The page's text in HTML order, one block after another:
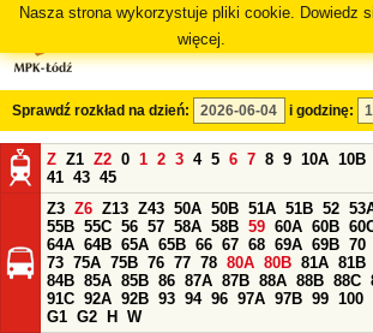
Nasza strona wykorzystuje pliki cookie. Dowiedz
więcej.
Sprawdź rozkład na dzień: i godzinę:
Z Z1 Z2 0 1 2 3 4 5 6 7 8 9 10A 10B
41 43 45
Z3 Z6 Z13 Z43 50A 50B 51A 51B 52
55B 55C 56 57 58A 58B 59 60A 60B
64A 64B 65A 65B 66 67 68 69A 69B 70
73 75A 75B 76 77 78 80A 80B 81A 81B
84B 85A 85B 86 87A 87B 88A 88B 88C
91C 92A 92B 93 94 96 97A 97B 99 100
G1 G2 H
W